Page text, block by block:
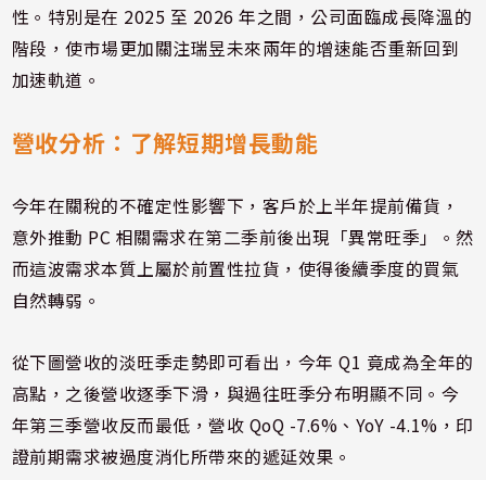
性。特別是在 2025 至 2026 年之間，公司面臨成長降溫的
階段，使市場更加關注瑞昱未來兩年的增速能否重新回到
加速軌道。
營收分析：了解短期增長動能
今年在關稅的不確定性影響下，客戶於上半年提前備貨，
意外推動 PC 相關需求在第二季前後出現「異常旺季」。然
而這波需求本質上屬於前置性拉貨，使得後續季度的買氣
自然轉弱。
從下圖營收的淡旺季走勢即可看出，今年 Q1 竟成為全年的
高點，之後營收逐季下滑，與過往旺季分布明顯不同。今
年第三季營收反而最低，營收 QoQ -7.6%、YoY -4.1%，印
證前期需求被過度消化所帶來的遞延效果。